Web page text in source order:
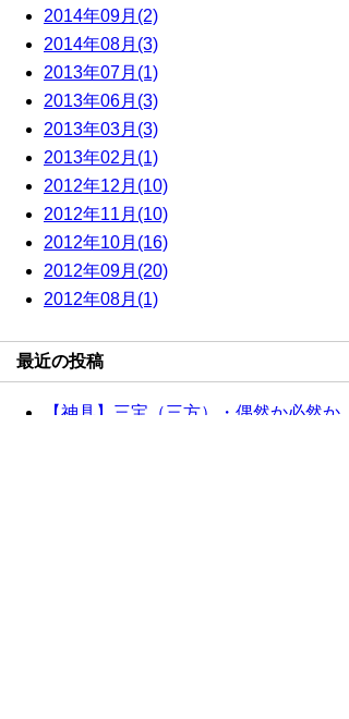
2014年09月(2)
2014年08月(3)
2013年07月(1)
2013年06月(3)
2013年03月(3)
2013年02月(1)
2012年12月(10)
2012年11月(10)
2012年10月(16)
2012年09月(20)
2012年08月(1)
最近の投稿
【神具】三宝（三方）・偶然か必然か